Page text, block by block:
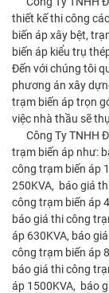
thiết kế thi công
biến áp xây bệt,
biến áp kiểu trụ
Đến với chúng tôi
phương án xây
trạm biến áp trọn
việc nhà thầu sẽ
Công Ty TNHH
trạm biến áp như:
công trạm biến áp
250KVA, báo giá
công trạm biến áp
báo giá thi công
áp 630KVA, báo
công trạm biến áp
báo giá thi công
áp 1500KVA, báo